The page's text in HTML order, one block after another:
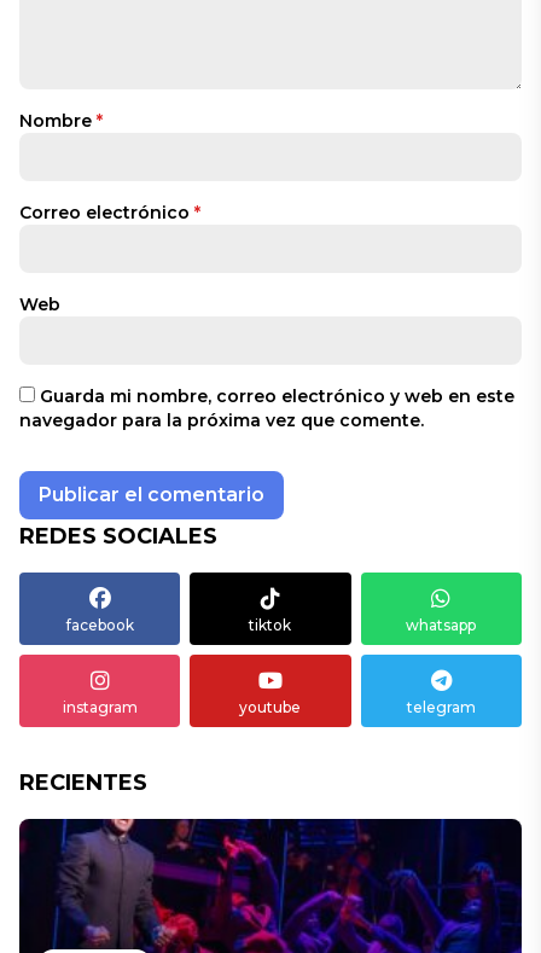
Nombre *
Correo electrónico *
Web
Guarda mi nombre, correo electrónico y web en este
navegador para la próxima vez que comente.
REDES SOCIALES
facebook tiktok whatsapp
instagram youtube telegram
RECIENTES